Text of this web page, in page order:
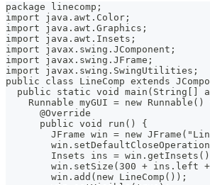
package linecomp;
import java.awt.Color;
import java.awt.Graphics;
import java.awt.Insets;
import javax.swing.JComponent;
import javax.swing.JFrame;
import javax.swing.SwingUtilities;
public class LineComp extends
public static void main(String[]
Runnable myGUI = new Runnable()
      @Override
      public void run() {
JFrame win = new
Insets ins =
win.setSize(300 + ins.left
        win.add(new LineComp());